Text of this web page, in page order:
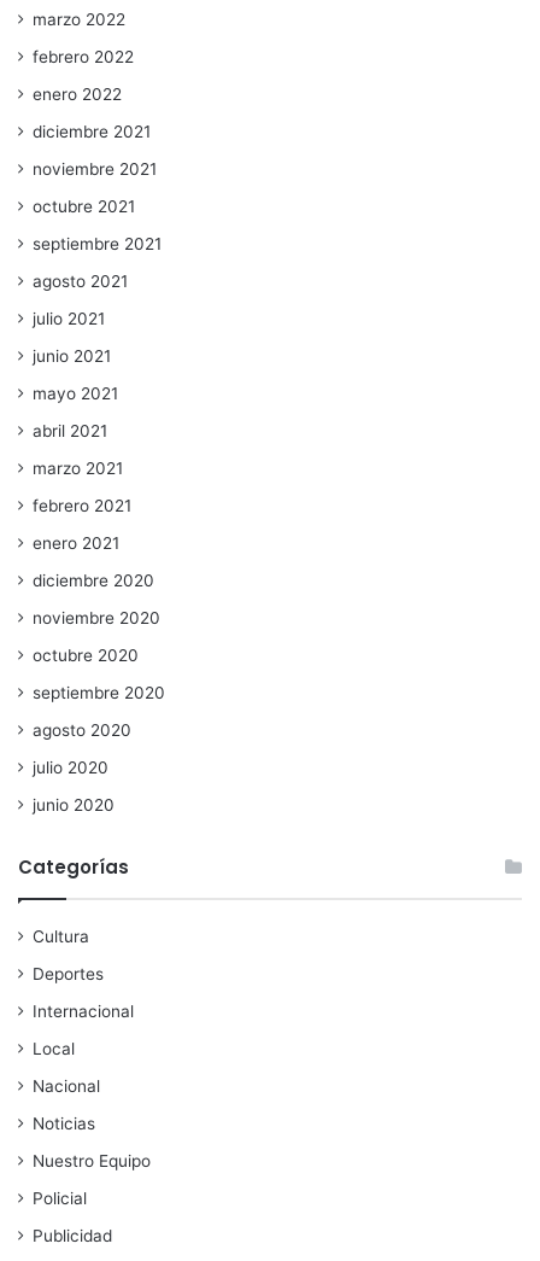
marzo 2022
febrero 2022
enero 2022
diciembre 2021
noviembre 2021
octubre 2021
septiembre 2021
agosto 2021
julio 2021
junio 2021
mayo 2021
abril 2021
marzo 2021
febrero 2021
enero 2021
diciembre 2020
noviembre 2020
octubre 2020
septiembre 2020
agosto 2020
julio 2020
junio 2020
Categorías
Cultura
Deportes
Internacional
Local
Nacional
Noticias
Nuestro Equipo
Policial
Publicidad